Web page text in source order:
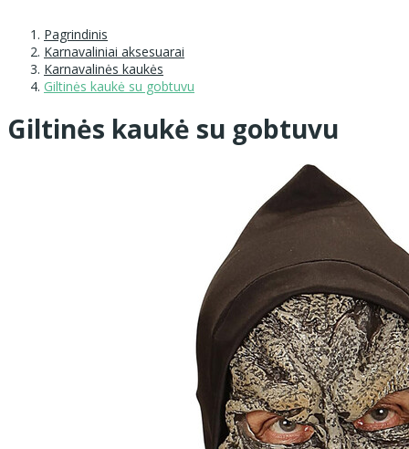
Pagrindinis
Karnavaliniai aksesuarai
Karnavalinės kaukės
Giltinės kaukė su gobtuvu
Giltinės kaukė su gobtuvu